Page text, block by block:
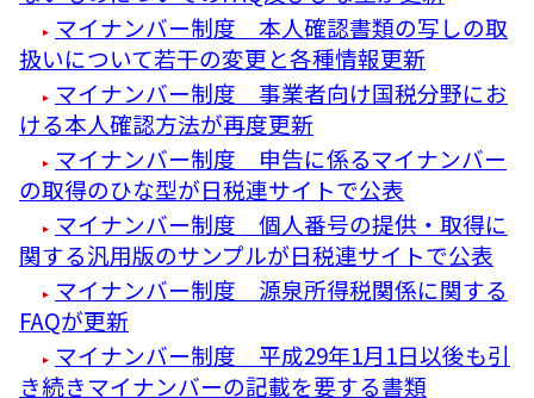
マイナンバー制度 本人確認書類の写しの取
扱いについて若干の変更と各種情報更新
マイナンバー制度 事業者向け国税分野にお
ける本人確認方法が再度更新
マイナンバー制度 申告に係るマイナンバー
の取得のひな型が日税連サイトで公表
マイナンバー制度 個人番号の提供・取得に
関する汎用版のサンプルが日税連サイトで公表
マイナンバー制度 源泉所得税関係に関する
FAQが更新
マイナンバー制度 平成29年1月1日以後も引
き続きマイナンバーの記載を要する書類